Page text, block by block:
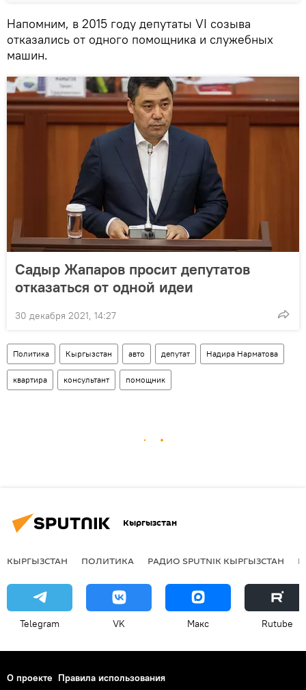
Напомним, в 2015 году депутаты VI созыва
отказались от одного помощника и служебных
машин.
Садыр Жапаров просит депутатов
отказаться от одной идеи
30 декабря 2021, 14:27
Политика Кыргызстан авто депутат Надира Нарматова
квартира консультант помощник
Кыргызстан
КЫРГЫЗСТАН ПОЛИТИКА РАДИО SPUTNIK КЫРГЫЗСТАН
Telegram VK Макс Rutube
О проекте Правила использования